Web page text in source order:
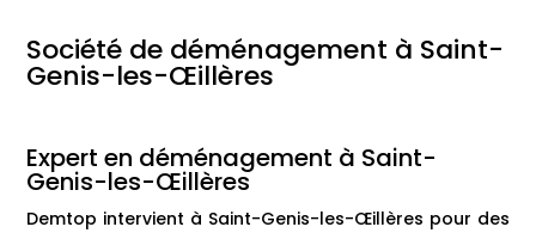
Société de déménagement à Saint-
Genis-les-Œillères
Expert en déménagement à Saint-
Genis-les-Œillères
Demtop intervient à Saint-Genis-les-Œillères pour des